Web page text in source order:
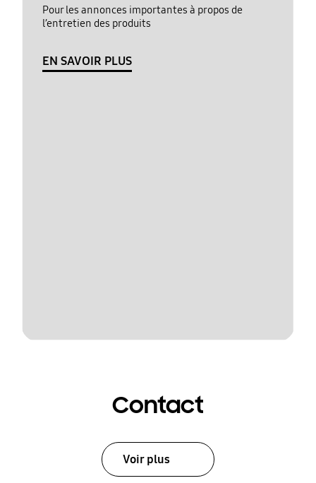
Pour les annonces importantes à propos de
l’entretien des produits
EN SAVOIR PLUS
Contact
Voir plus